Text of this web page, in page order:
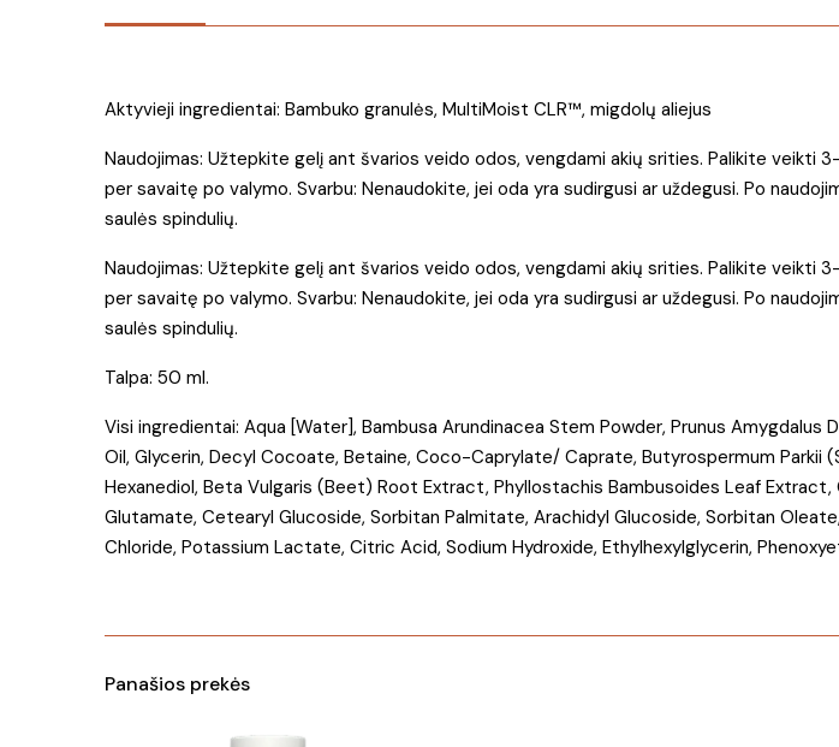
Aktyvieji ingredientai: Bambuko granulės, MultiMoist CLR™, migdolų aliejus
Naudojimas: Užtepkite gelį ant švarios veido odos, vengdami akių srities. Palikite veikti
per savaitę po valymo. Svarbu: Nenaudokite, jei oda yra sudirgusi ar uždegusi. Po
saulės spindulių.
Naudojimas: Užtepkite gelį ant švarios veido odos, vengdami akių srities. Palikite veikti
per savaitę po valymo. Svarbu: Nenaudokite, jei oda yra sudirgusi ar uždegusi. Po
saulės spindulių.
Talpa: 50 ml.
Visi ingredientai: Aqua [Water], Bambusa Arundinacea Stem Powder, Prunus
Oil, Glycerin, Decyl Cocoate, Betaine, Coco-Caprylate/ Caprate, Butyrospermum
Hexanediol, Beta Vulgaris (Beet) Root Extract, Phyllostachis Bambusoides Leaf
Glutamate, Cetearyl Glucoside, Sorbitan Palmitate, Arachidyl Glucoside, Sorbitan
Chloride, Potassium Lactate, Citric Acid, Sodium Hydroxide, Ethylhexylglycerin,
Panašios prekės